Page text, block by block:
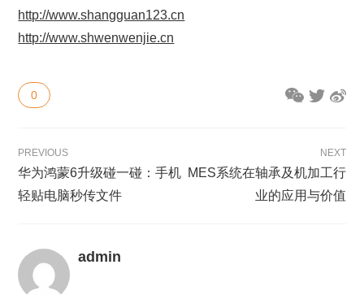
http://www.shangguan123.cn
http://www.shwenwenjie.cn
0
PREVIOUS
华为鸿蒙6升级碰一碰：手机
轻贴电脑秒传文件
NEXT
MES系统在轴承及机加工行
业的应用与价值
admin